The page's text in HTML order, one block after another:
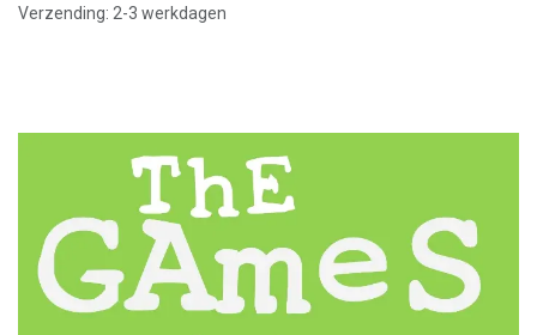
Verzending: 2-3 werkdagen